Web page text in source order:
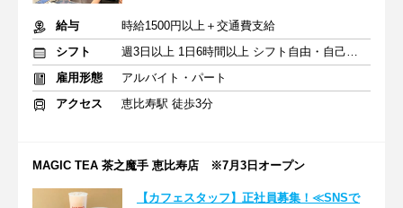
給与
時給1500円以上＋交通費支給
シフト
週3日以上 1日6時間以上 シフト自由・自己申告
雇用形態
アルバイト・パート
アクセス
恵比寿駅 徒歩3分
MAGIC TEA 茶之魔手 恵比寿店 ※7月3日オープン
【カフェスタッフ】正社員募集！≪SNSで